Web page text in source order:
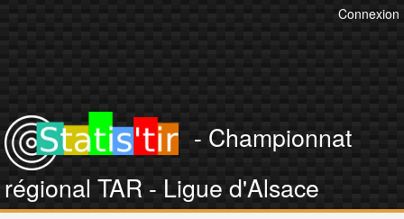
Connexion
- Championnat
régional TAR - Ligue d'Alsace